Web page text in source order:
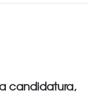
candidatura,